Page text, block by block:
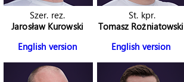
Szer. rez.
Jarosław Kurowski
English version
St. kpr.
Tomasz Rożniatowski
English version